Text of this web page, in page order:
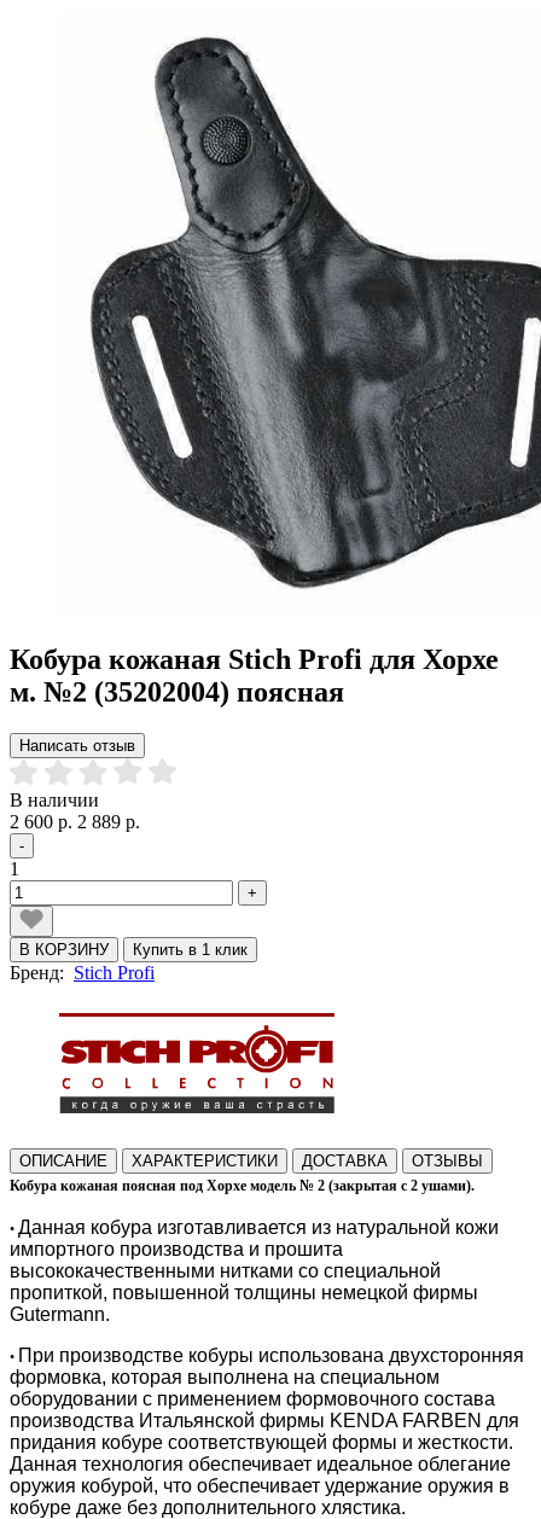
Кобура кожаная Stich Profi для Хорхе
м. №2 (35202004) поясная
Написать отзыв
В наличии
2 600 р. 2 889 р.
-
1
+
В КОРЗИНУ Купить в 1 клик
Бренд: Stich Profi
ОПИСАНИЕ ХАРАКТЕРИСТИКИ ДОСТАВКА ОТЗЫВЫ
Кобура кожаная поясная под Хорхе модель № 2 (закрытая с 2 ушами).
• Данная кобура изготавливается из натуральной кожи
импортного производства и прошита
высококачественными нитками со специальной
пропиткой, повышенной толщины немецкой фирмы
Gutermann.
• При производстве кобуры использована двухсторонняя
формовка, которая выполнена на специальном
оборудовании с применением формовочного состава
производства Итальянской фирмы KENDA FARBEN для
придания кобуре соответствующей формы и жесткости.
Данная технология обеспечивает идеальное облегание
оружия кобурой, что обеспечивает удержание оружия в
кобуре даже без дополнительного хлястика.